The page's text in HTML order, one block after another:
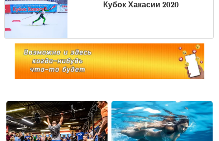
Кубок Хакасии 2020